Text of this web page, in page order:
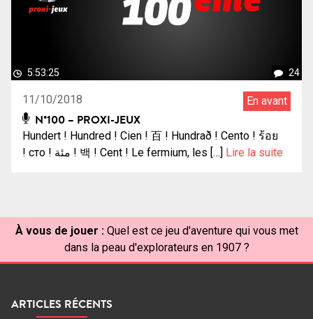
5:53:25 24
11/10/2018 En avant
N°100 – PROXI-JEUX
Hundert ! Hundred ! Cien ! 百 ! Hundrað ! Cento ! ร้อย
! сто ! مئة ! 백 ! Cent ! Le fermium, les […] Lire la suite
À vous de jouer : Quel est ce jeu d'aventure qui vous met
dans la peau d'explorateurs en 1907 ?
ARTICLES RÉCENTS